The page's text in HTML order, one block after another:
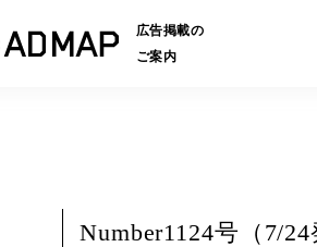
広告掲載の
ご案内
Number1124号（7/